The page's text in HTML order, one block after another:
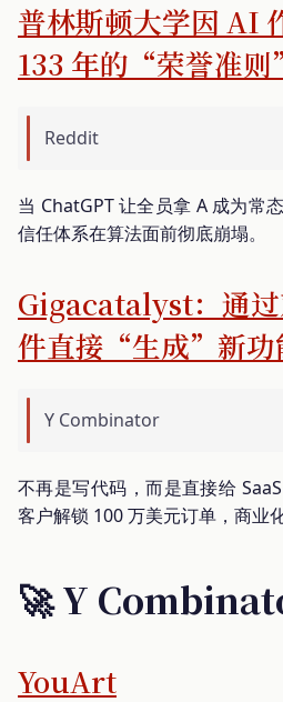
普林斯顿大学因 AI
133 年的“荣誉准则”
Reddit
当 ChatGPT 让全员拿 A 成为常
信任体系在算法面前彻底崩塌。
Gigacatalyst：通
件直接“生成”新功
Y Combinator
不再是写代码，而是直接给
客户解锁 100 万美元订单，商业
🚀 Y
YouArt